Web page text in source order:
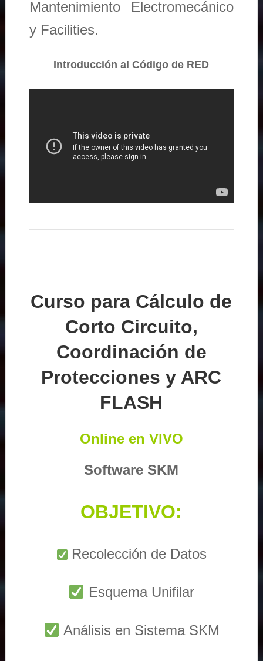
Mantenimiento Electromecánico
y Facilities.
Introducción al Código de RED
Curso para Cálculo de
Corto Circuito,
Coordinación de
Protecciones y ARC
FLASH
Online en VIVO
Software SKM
OBJETIVO:
Recolección de Datos
Esquema Unifilar
Análisis en Sistema SKM